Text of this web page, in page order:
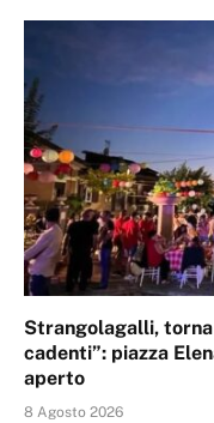
Strangolagalli,
cadenti”: piazza
aperto
8 Agosto 2026